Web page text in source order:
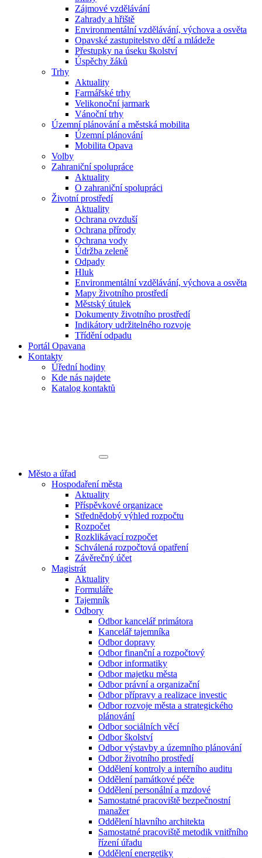
Zájmové vzdělávání
Zahrady a hřiště
Environmentální vzdělávání, výchova a osvěta
Opavské zastupitelstvo dětí a mládeže
Přestupky na úseku školství
Úspěchy žáků
Trhy
Aktuality
Farmářské trhy
Velikonoční jarmark
Vánoční trhy
Územní plánování a městská mobilita
Územní plánování
Mobilita Opava
Volby
Zahraniční spolupráce
Aktuality
O zahraniční spolupráci
Životní prostředí
Aktuality
Ochrana ovzduší
Ochrana přírody
Ochrana vody
Údržba zeleně
Odpady
Hluk
Environmentální vzdělávání, výchova a osvěta
Mapy životního prostředí
Městský útulek
Dokumenty životního prostředí
Indikátory udržitelného rozvoje
Třídění odpadu
Portál Opavana
Kontakty
Úřední hodiny
Kde nás najdete
Katalog kontaktů
Město a úřad
Hospodaření města
Aktuality
Příspěvkové organizace
Střednědobý výhled rozpočtu
Rozpočet
Rozklikávací rozpočet
Schválená rozpočtová opatření
Závěrečný účet
Magistrát
Aktuality
Formuláře
Tajemník
Odbory
Odbor kancelář primátora
Kancelář tajemníka
Odbor dopravy
Odbor finanční a rozpočtový
Odbor informatiky
Odbor majetku města
Odbor právní a organizační
Odbor přípravy a realizace investic
Odbor rozvoje města a strategického
plánování
Odbor sociálních věcí
Odbor školství
Odbor výstavby a územního plánování
Odbor životního prostředí
Oddělení kontroly a interního auditu
Oddělení památkové péče
Oddělení personální a mzdové
Samostatné pracoviště bezpečnostní
manažer
Oddělení hlavního architekta
Samostatné pracoviště metodik vnitřního
řízení úřadu
Oddělení energetiky